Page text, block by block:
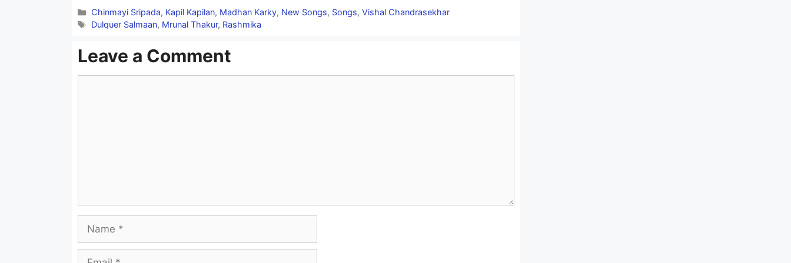
Udalo Indha Mannukena
Piriyathey… Maravathey…
Categories
Chinmayi Sripada, Kapil Kapilan, Madhan Karky, New Songs, Songs,Vishal Chandrasekhar
Tags
Dulquer Salmaan, Mrunal Thakur, Rashmika
Leave a Comment
Name
Email